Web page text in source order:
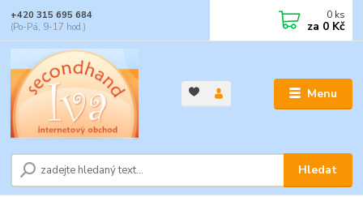
Menu
Hledat
+420 315 695 684
(Po-Pá, 9-17 hod.)
0 ks
za 0 Kč